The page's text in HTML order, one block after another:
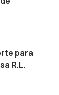
para
R.L.